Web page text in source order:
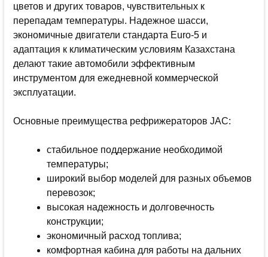
цветов и других товаров, чувствительных к
перепадам температуры. Надежное шасси,
экономичные двигатели стандарта Euro-5 и
адаптация к климатическим условиям Казахстана
делают такие автомобили эффективным
инструментом для ежедневной коммерческой
эксплуатации.
Основные преимущества рефрижераторов JAC:
стабильное поддержание необходимой
температуры;
широкий выбор моделей для разных объемов
перевозок;
высокая надежность и долговечность
конструкции;
экономичный расход топлива;
комфортная кабина для работы на дальних